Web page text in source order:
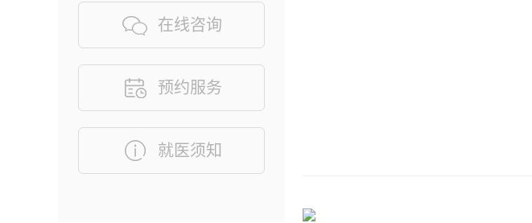
在线咨询
预约服务
就医须知